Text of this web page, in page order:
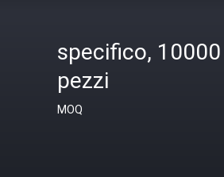
specifico, 10000
pezzi
MOQ